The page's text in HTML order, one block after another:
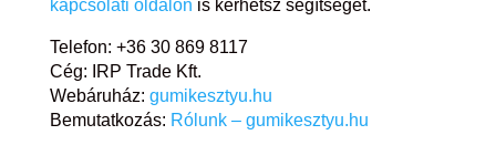
kapcsolati oldalon is kérhetsz segítséget.
Telefon: +36 30 869 8117
Cég: IRP Trade Kft.
Webáruház: gumikesztyu.hu
Bemutatkozás: Rólunk – gumikesztyu.hu